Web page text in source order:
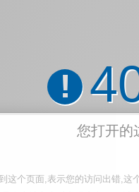
!
您打开的
这个页面,表示您的访问出错,这